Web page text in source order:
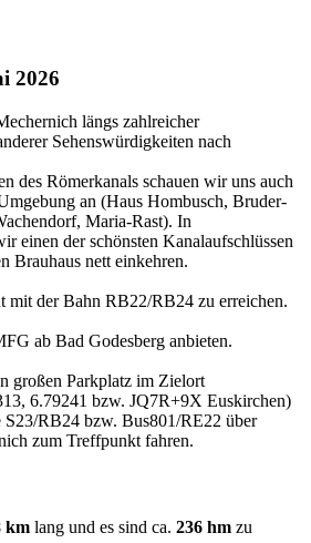
2026
längs zahlreicher
Sehenswürdigkeiten nach
des Römerkanals schauen wir uns auch
an (Haus Hombusch, Bruder-
Maria-Rast). In
einen der schönsten Kanalaufschlüssen
Brauhaus nett einkehren.
mit der Bahn RB22/RB24 zu erreichen.
ab Bad Godesberg anbieten.
großen Parkplatz im Zielort
6.79241 bzw. JQ7R+9X Euskirchen)
S23/RB24 bzw. Bus801/RE22 über
zum Treffpunkt fahren.
km lang und es sind ca. 236 hm zu